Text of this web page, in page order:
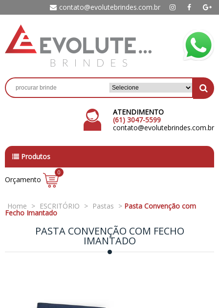
contato@evolutebrindes.com.br
ATENDIMENTO
(61) 3047-5599
contato@evolutebrindes.com.br
Produtos
Orçamento
0
Home > ESCRITÓRIO > Pastas > Pasta Convenção com
Fecho Imantado
PASTA CONVENÇÃO COM FECHO
IMANTADO